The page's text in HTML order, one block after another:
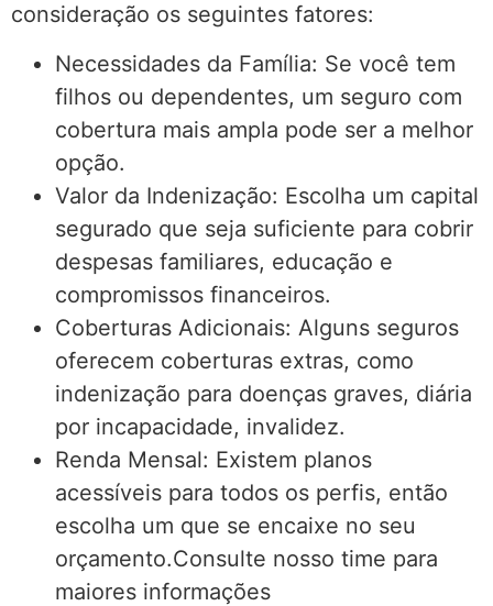
consideração os seguintes fatores:
Necessidades da Família: Se você tem
filhos ou dependentes, um seguro com
cobertura mais ampla pode ser a melhor
opção.
Valor da Indenização: Escolha um capital
segurado que seja suficiente para cobrir
despesas familiares, educação e
compromissos financeiros.
Coberturas Adicionais: Alguns seguros
oferecem coberturas extras, como
indenização para doenças graves, diária
por incapacidade, invalidez.
Renda Mensal: Existem planos
acessíveis para todos os perfis, então
escolha um que se encaixe no seu
orçamento.Consulte nosso time para
maiores informações